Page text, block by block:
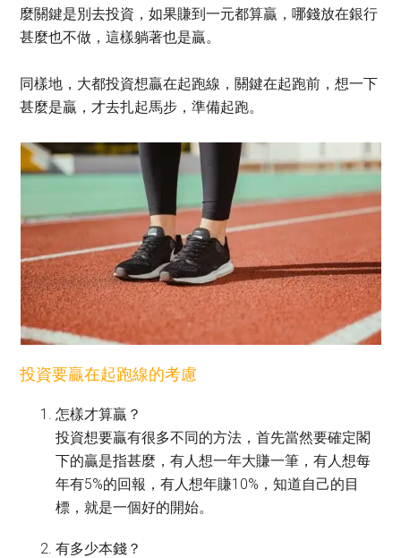
麼關鍵是別去投資，如果賺到一元都算贏，哪錢放在銀行
甚麼也不做，這樣躺著也是贏。
同樣地，大都投資想贏在起跑線，關鍵在起跑前，想一下
甚麼是贏，才去扎起馬步，準備起跑。
投資要贏在起跑線的考慮
怎樣才算贏？
投資想要贏有很多不同的方法，首先當然要確定閣
下的贏是指甚麼，有人想一年大賺一筆，有人想每
年有5%的回報，有人想年賺10%，知道自己的目
標，就是一個好的開始。
有多少本錢？